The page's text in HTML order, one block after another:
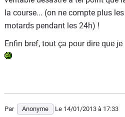
la course... (on ne compte plus
motards pendant les 24h) !
Enfin bref, tout ça pour dire que
Par Anonyme Le 14/01/2013 à 17:33